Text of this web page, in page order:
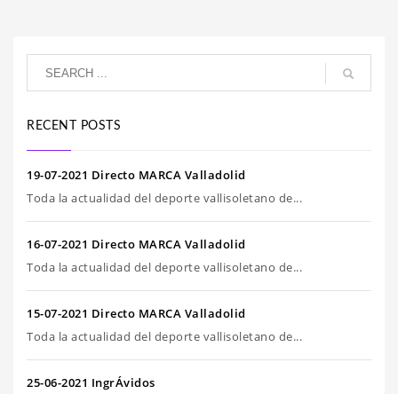
RECENT POSTS
19-07-2021 Directo MARCA Valladolid
Toda la actualidad del deporte vallisoletano de...
16-07-2021 Directo MARCA Valladolid
Toda la actualidad del deporte vallisoletano de...
15-07-2021 Directo MARCA Valladolid
Toda la actualidad del deporte vallisoletano de...
25-06-2021 IngrÁvidos